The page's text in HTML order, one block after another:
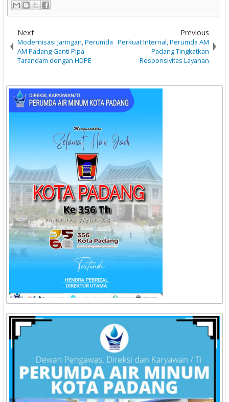
Next
Modernisasi Jaringan, Perumda
AM Padang Ganti Pipa
Tarandam dengan HDPE ‎
Previous
Perkuat Internal, Perumda AM
Padang Tingkatkan
Responsivitas Layanan